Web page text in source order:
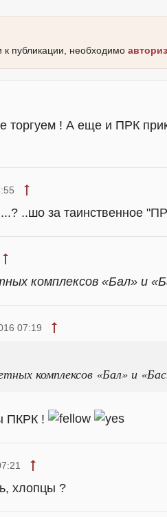
к публикации, необходимо
торгуем ! А еще и ПРК
..шо за таинственное
комплексов «Бал» и
07:19
комплексов «Бал» и
ПКРК !
хлопцы ?